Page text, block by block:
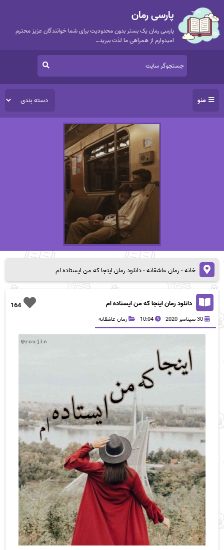
پارسی رمان
پارسی رمان یک بستر بدون محدودیت برای شما خوانندگان عزیز محترم
امیدوارم از همراهی ما لذت ببرید…
منو
خانه-رمان عاشقانه-دانلود رمان اینجا که من ایستاده ام
164 دانلود رمان اینجا که من ایستاده ام
30 سپتامبر 2020 10:04 رمان عاشقانه